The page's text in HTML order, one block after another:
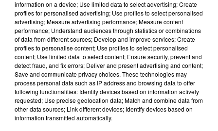
Musique
6 août 2026
Karol G dévoile la tracklist de son nouvel
album… avec des invités...
Benny Blanco invite Selena Gomez et
information on a device; Use limited data to select advertising; Create
profiles for personalised advertising; Use profiles to select personalised
advertising; Measure advertising performance; Measure content
performance; Understand audiences through statistics or combinations
of data from different sources; Develop and improve services; Create
profiles to personalise content; Use profiles to select personalised
content; Use limited data to select content; Ensure security, prevent and
detect fraud, and fix errors; Deliver and present advertising and content;
Save and communicate privacy choices. These technologies may
process personal data such as IP address and browsing data to offer
following functionalities: Identify devices based on information actively
requested; Use precise geolocation data; Match and combine data from
other data sources; Link different devices; Identify devices based on
information transmitted automatically.